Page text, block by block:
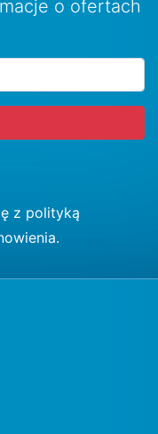
o ofertach
z polityką